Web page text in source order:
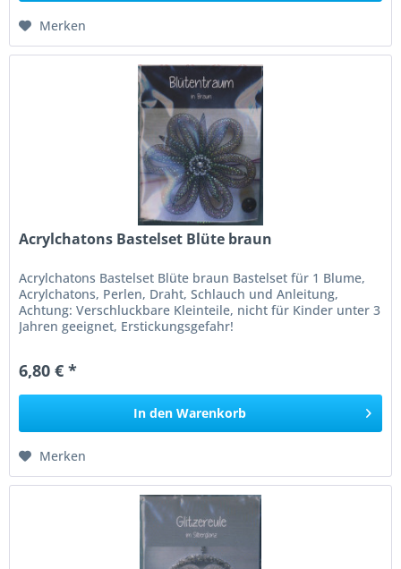
Merken
Acrylchatons Bastelset Blüte braun
Acrylchatons Bastelset Blüte braun Bastelset für 1 Blume,
Acrylchatons, Perlen, Draht, Schlauch und Anleitung,
Achtung: Verschluckbare Kleinteile, nicht für Kinder unter 3
Jahren geeignet, Erstickungsgefahr!
6,80 € *
In den Warenkorb
Merken